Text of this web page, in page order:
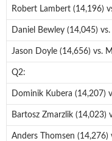
Robert Lambert (14,196)
Daniel Bewley (14,045)
Jason Doyle (14,656) vs.
Q2:
Dominik Kubera (14,207)
Bartosz Zmarzlik (14,023)
Anders Thomsen (14,276)